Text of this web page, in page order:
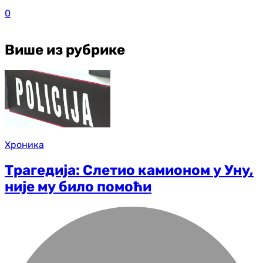
0
Више из рубрике
Хроника
Трагедија: Слетио камионом у Уну,
није му било помоћи